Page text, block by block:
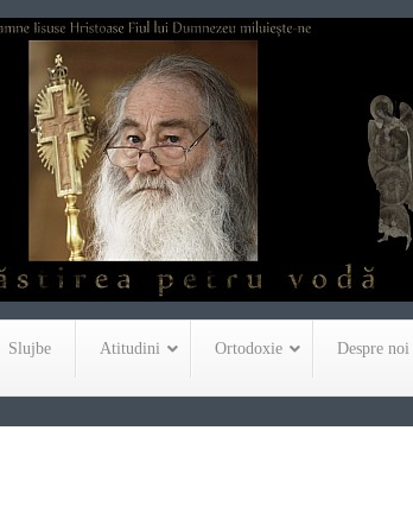
Slujbe Atitudini Ortodoxie Despre noi